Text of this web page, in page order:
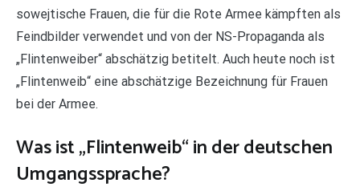
sowejtische Frauen, die für die Rote Armee kämpften als
Feindbilder verwendet und von der NS-Propaganda als
„Flintenweiber“ abschätzig betitelt. Auch heute noch ist
„Flintenweib“ eine abschätzige Bezeichnung für Frauen
bei der Armee.
Was ist „Flintenweib“ in der deutschen
Umgangssprache?